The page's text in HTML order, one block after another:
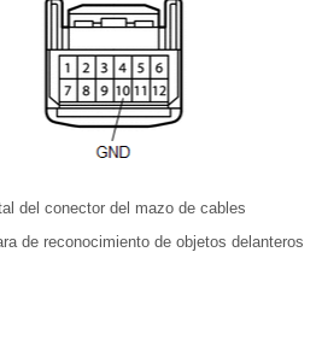
del conector del mazo de cables
de reconocimiento de objetos delanteros)